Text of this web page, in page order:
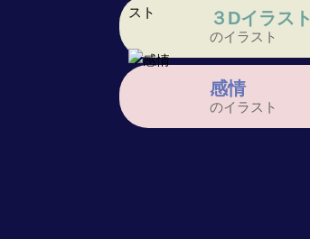
３Dイラスト
のイラスト
感情
のイラスト